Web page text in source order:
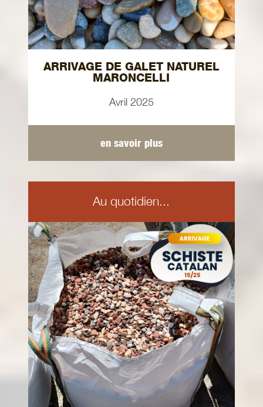
ARRIVAGE DE GALET NATUREL
MARONCELLI
Avril 2025
en savoir plus
Au quotidien...